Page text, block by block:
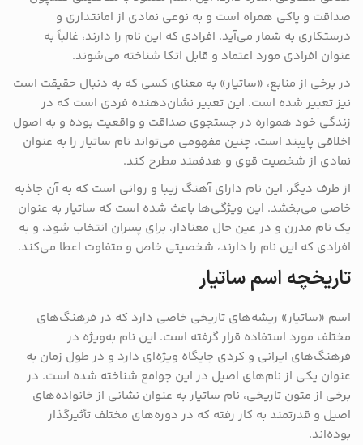
صداقت و پاکی همراه است و به نوعی نمادی از امانتداری و
درستکاری به شمار می‌آید. افرادی که این نام را دارند، غالباً به
عنوان افرادی مورد اعتماد و قابل اتکا شناخته می‌شوند.
در برخی از منابع، «ساتیار» به معنای کسی که به دنبال حقیقت است
نیز تعبیر شده است. این تعبیر نشان‌دهنده فردی است که در
زندگی خود همواره در جستجوی صداقت و واقعیت بوده و به اصول
اخلاقی پایبند است. چنین مفهومی می‌تواند نام ساتیار را به عنوان
نمادی از شخصیت قوی و هدفمند مطرح کند.
از طرف دیگر، این نام دارای آهنگ زیبا و روانی است که به آن جاذبه
خاصی می‌بخشد. این ویژگی‌ها باعث شده است که ساتیار به عنوان
یک نام مدرن و در عین حال معنادار، برای پسران انتخاب شود، و به
افرادی که این نام را دارند، شخصیتی خاص و متفاوت اعطا می‌کند.
تاریخچه اسم ساتیار
اسم «ساتیار» ریشه‌های تاریخی خاصی دارد که در فرهنگ‌های
مختلف مورد استفاده قرار گرفته است. این نام به‌ویژه در
فرهنگ‌های ایرانی و کردی جایگاه ویژه‌ای دارد و در طول زمان به
عنوان یکی از نام‌های اصیل در این جوامع شناخته شده است. در
برخی از متون تاریخی، نام ساتیار به عنوان نشانی از خانواده‌های
اصیل و قدرتمند به کار رفته که در دوره‌های مختلف تأثیرگذار
بوده‌اند.